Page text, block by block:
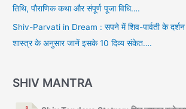
तिथि, पौराणिक कथा और संपूर्ण पूजा विधि….
Shiv-Parvati in Dream : सपने में शिव-पार्वती के
शास्त्र के अनुसार जानें इसके 10 दिव्य संकेत….
SHIV MANTRA